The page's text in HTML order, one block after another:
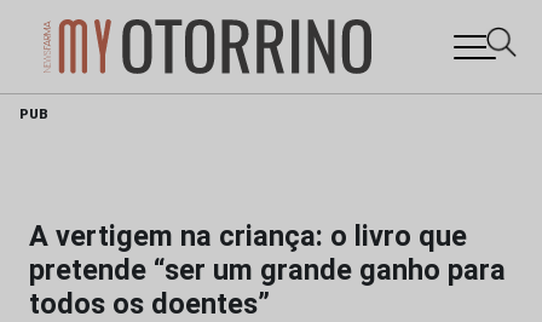
Skip
PUB
A vertigem na criança: o livro que
pretende “ser um grande ganho para
todos os doentes”